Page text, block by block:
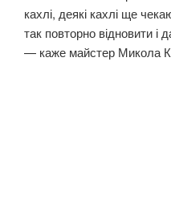
кахлі, деякі кахлі ще
так повторно відновити і
— каже майстер Микола